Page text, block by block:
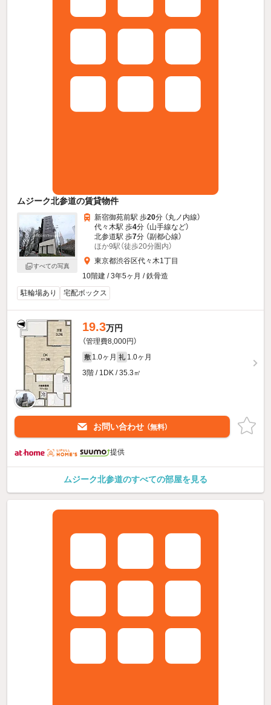
ムジーク北参道の賃貸物件
すべての写真
新宿御苑前駅 歩20分 （丸ノ内線）
代々木駅 歩4分 （山手線など）
北参道駅 歩7分 （副都心線）
ほか9駅（徒歩20分圏内）
東京都渋谷区代々木1丁目
10階建 / 3年5ヶ月 / 鉄骨造
駐輪場あり
宅配ボックス
19.3万円
（管理費8,000円）
敷 1.0ヶ月 礼 1.0ヶ月
3階 / 1DK / 35.3㎡
お問い合わせ （無料）
提供
ムジーク北参道のすべての部屋を見る